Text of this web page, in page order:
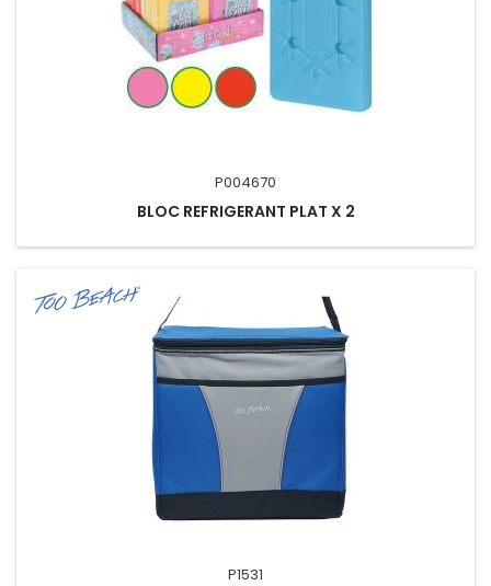
P004670
BLOC REFRIGERANT PLAT X 2
P1531